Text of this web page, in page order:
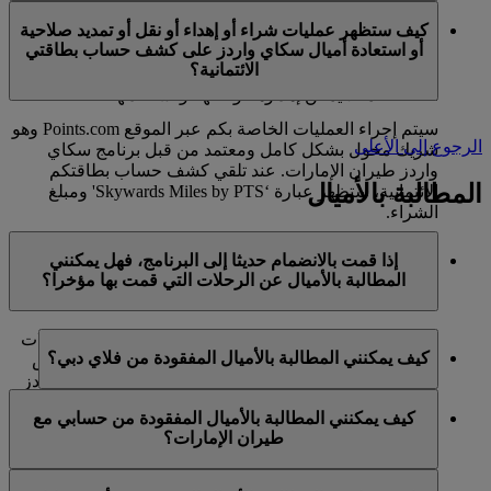
يستخدمون حسابا شخصيا في برنامج سكاي واردز لطيران
الإمارات ولا تنطبق على حسابات برنامج العائلة. وهذا يعني أنه
لا يمكن شراء أميال سكاي واردز إضافية لحسابات برنامج
العائلة، كما لا يمكن إهداؤها أو نقلها أو استعادتها.
كيف ستظهر عمليات شراء أو إهداء أو نقل أو تمديد صلاحية
أو استعادة أميال سكاي واردز على كشف حساب بطاقتي
الائتمانية؟
سيتم إجراء العمليات الخاصة بكم عبر الموقع Points.com وهو
شريك مخول بشكل كامل ومعتمد من قبل برنامج سكاي
واردز طيران الإمارات. عند تلقي كشف حساب بطاقتكم
الائتمانية، ستظهر عبارة ‘Skywards Miles by PTS' ومبلغ
الشراء.
يرجى زيارة هذهالصفحة للحصول على المزيد من المعلومات.
الرجوع إلى الأعلى
المطالبة بالأميال
إذا قمت بالانضمام حديثا إلى البرنامج، فهل يمكنني
المطالبة بالأميال عن الرحلات التي قمت بها مؤخرا؟
نعم، يمكن للأعضاء الجدد المطالبة بالأميال بالنسبة للرحلات
التي تم القيام بها مع طيران الإمارات وفلاي دبي وكوانتاس
قبل ما يصل إلى شهرين من تاريخ التسجيل في سكاي واردز
ومع ذلك، فإن أي معاملات أخرى، مثل الرحلات مع الخطوط
كيف يمكنني المطالبة بالأميال المفقودة من فلاي دبي؟
تسجيل الدخول وإرسال مطالبة عبر الإنترنت على الموقع
كيف يمكنني المطالبة بالأميال المفقودة من حسابي مع
طيران الإمارات؟